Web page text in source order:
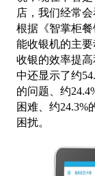
店，我们经常会
根据《智掌柜
能收银机的主
收银的效率提
中还显示了约
的问题、约
困难、约24.3%
困扰。